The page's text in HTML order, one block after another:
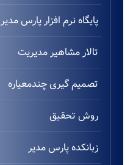
پایگاه نرم افزار پارس مدیر
تالار مشاهیر مدیریت
تصمیم گیری چندمعیاره
روش تحقیق
زبانکده پارس مدیر